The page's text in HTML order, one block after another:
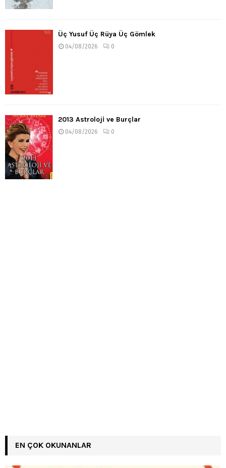
Üç Yusuf Üç Rüya Üç Gömlek
04/08/2026 0
2013 Astroloji ve Burçlar
04/08/2026 0
EN ÇOK OKUNANLAR